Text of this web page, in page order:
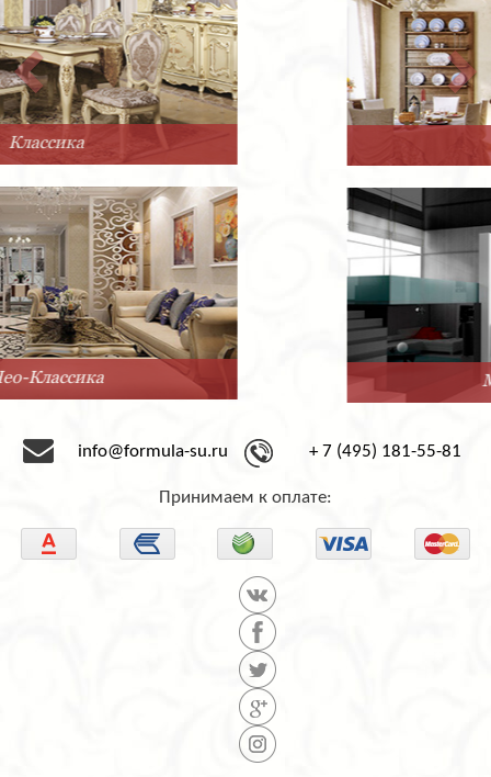
Минимализм
info@formula-su.ru + 7 (495) 181-55-81
Принимаем к оплате: